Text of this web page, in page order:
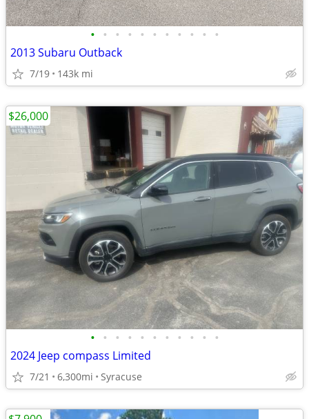
• • • • • • • • • • •
2013 Subaru Outback
7/19 143k mi
• • • • • • • • • • •
2024 Jeep compass Limited
7/21 6,300mi Syracuse
$26,000